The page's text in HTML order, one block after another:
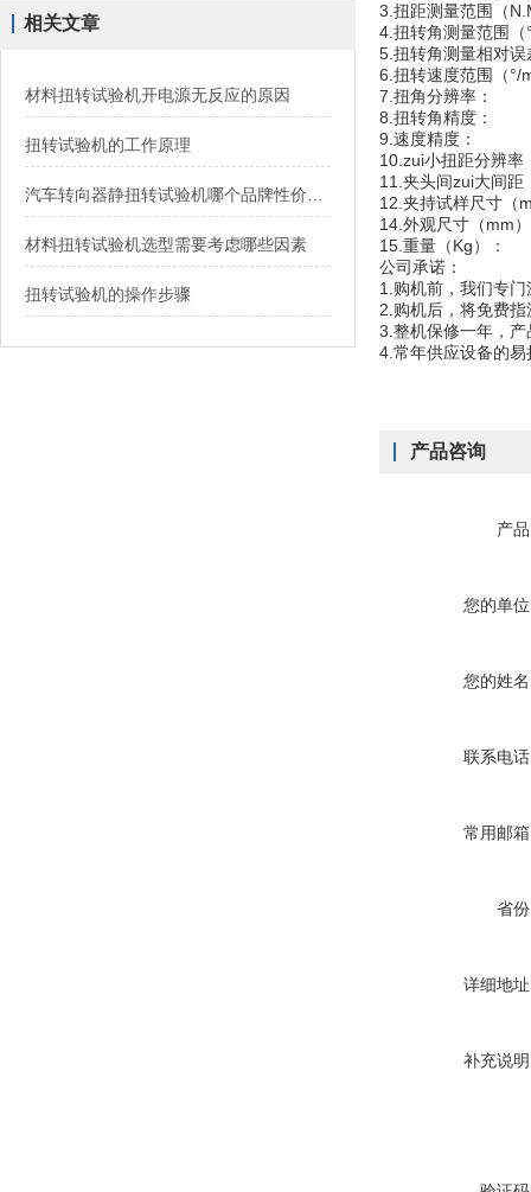
相关文章
材料扭转试验机开电源无反应的原因
扭转试验机的工作原理
材料扭转试验机选型需要考虑哪些因素
扭转试验机的操作步骤
3.扭距测量范围（
4.扭转角测量范围
5.扭转角测量相对
6.扭转速度范围（
7.扭角分辨率：
8.扭转角精度
9.速度精度：
10.zui小扭距分辨
11.夹头间zui大间
12.夹持试样尺寸
14.外观尺寸（
15.重量（Kg）
公司承诺：
1.购机前，我们专
2.购机后，将免费
3.整机保修一年，产
4.常年供应设备的
产品咨询
产
您的单
您的姓
联系电
常用邮
省
详细地
补充说